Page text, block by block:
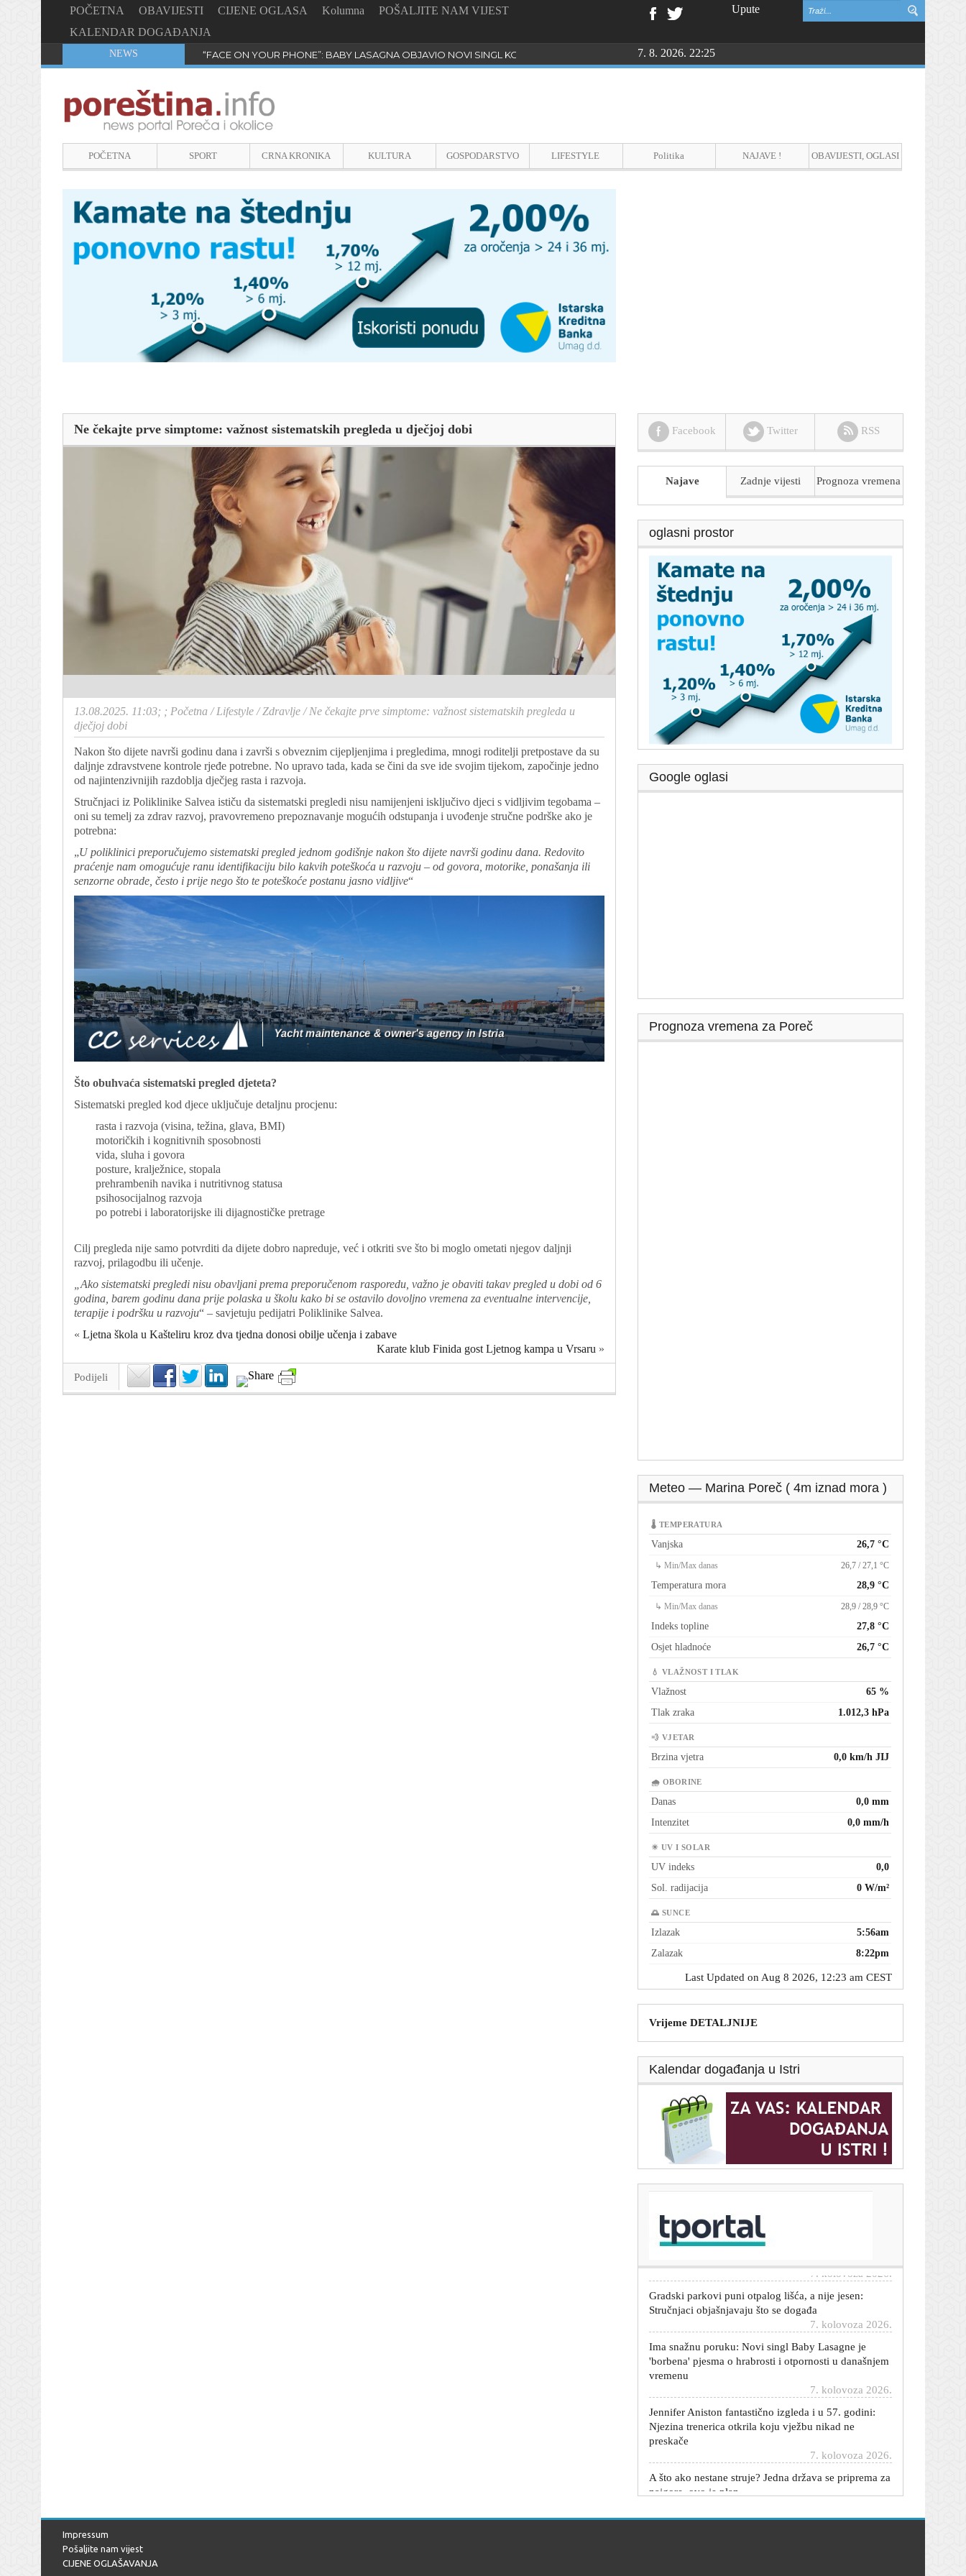
POČETNA OBAVIJESTI CIJENE OGLASA Kolumna
POŠALJITE NAM VIJEST
KALENDAR DOGAĐANJA
Upute
NEWS “FACE ON YOUR PHONE”: BABY LASAGNA OBJAVIO NOVI SINGL KOJI PROGOVARA O BULLYINGU7. 8. 2026. 22:25
POČETNA SPORT CRNA KRONIKA KULTURA GOSPODARSTVO LIFESTYLE Politika NAJAVE ! OBAVIJESTI, OGLASI
Ne čekajte prve simptome: važnost sistematskih pregleda u dječjoj dobi
13.08.2025. 11:03; ; Početna /Lifestyle /Zdravlje /Ne čekajte prve simptome: važnost sistematskih pregleda u
dječjoj dobi
Nakon što dijete navrši godinu dana i završi s obveznim cijepljenjima i pregledima, mnogi roditelji pretpostave da su
daljnje zdravstvene kontrole rjeđe potrebne. No upravo tada, kada se čini da sve ide svojim tijekom, započinje jedno
od najintenzivnijih razdoblja dječjeg rasta i razvoja.
Stručnjaci iz Poliklinike Salvea ističu da sistematski pregledi nisu namijenjeni isključivo djeci s vidljivim tegobama –
oni su temelj za zdrav razvoj, pravovremeno prepoznavanje mogućih odstupanja i uvođenje stručne podrške ako je
potrebna:
„U poliklinici preporučujemo sistematski pregled jednom godišnje nakon što dijete navrši godinu dana. Redovito
praćenje nam omogućuje ranu identifikaciju bilo kakvih poteškoća u razvoju – od govora, motorike, ponašanja ili
senzorne obrade, često i prije nego što te poteškoće postanu jasno vidljive“
Što obuhvaća sistematski pregled djeteta?
Sistematski pregled kod djece uključuje detaljnu procjenu:
rasta i razvoja (visina, težina, glava, BMI)
motoričkih i kognitivnih sposobnosti
vida, sluha i govora
posture, kralježnice, stopala
prehrambenih navika i nutritivnog statusa
psihosocijalnog razvoja
po potrebi i laboratorijske ili dijagnostičke pretrage
Cilj pregleda nije samo potvrditi da dijete dobro napreduje, već i otkriti sve što bi moglo ometati njegov daljnji
razvoj, prilagodbu ili učenje.
„Ako sistematski pregledi nisu obavljani prema preporučenom rasporedu, važno je obaviti takav pregled u dobi od 6
godina, barem godinu dana prije polaska u školu kako bi se ostavilo dovoljno vremena za eventualne intervencije,
terapije i podršku u razvoju“ – savjetuju pedijatri Poliklinike Salvea.
« Ljetna škola u Kašteliru kroz dva tjedna donosi obilje učenja i zabave
Karate klub Finida gost Ljetnog kampa u Vrsaru »
Podijeli
Facebook Twitter RSS
Najave Zadnje vijesti Prognoza vremena
oglasni prostor
Google oglasi
Prognoza vremena za Poreč
Meteo — Marina Poreč ( 4m iznad mora )
🌡 TEMPERATURA
Vanjska 26,7 °C
↳ Min/Max danas 26,7 / 27,1 °C
Temperatura mora 28,9 °C
↳ Min/Max danas 28,9 / 28,9 °C
Indeks topline
27,8 °C
Osjet hladnoće
26,7 °C
💧 VLAŽNOST I TLAK
Vlažnost
65 %
Tlak zraka
1.012,3 hPa
💨 VJETAR
Brzina vjetra 0,0 km/h JIJ
🌧 OBORINE
Danas
0,0 mm
Intenzitet
0,0 mm/h
☀ UV I SOLAR
UV indeks
0,0
Sol. radijacija
0 W/m²
🌅 SUNCE
Izlazak
5:56am
Zalazak
8:22pm
Last Updated on Aug 8 2026, 12:23 am CEST
Vrijeme DETALJNIJE
Kalendar događanja u Istri
Dnevni horoskop za 8. kolovoza 2026. - što vam
zvijezde danas donose
7. kolovoza 2026.
Ima snažnu poruku: Novi singl Baby Lasagne je
vremenu
7. kolovoza 2026.
Jennifer Aniston fantastično izgleda i u 57. godini:
preskače
7. kolovoza 2026.
A što ako nestane struje? Jedna država se priprema za
7. kolovoza 2026.
granici
Impressum
Pošaljite nam vijest
CIJENE OGLAŠAVANJA